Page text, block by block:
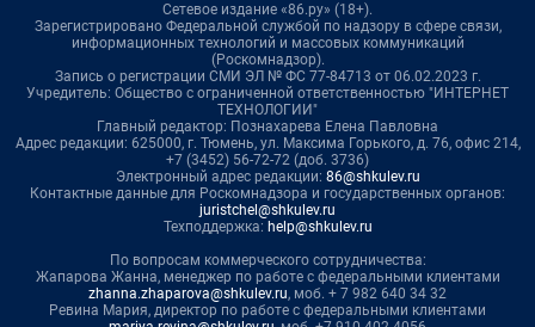
Сетевое издание «86.ру» (18+).
Зарегистрировано Федеральной службой по надзору в сфере связи,
информационных технологий и массовых коммуникаций
(Роскомнадзор).
Запись о регистрации СМИ ЭЛ № ФС 77-84713 от 06.02.2023 г.
Учредитель: Общество с ограниченной ответственностью "ИНТЕРНЕТ
ТЕХНОЛОГИИ"
Главный редактор: Познахарева Елена Павловна
Адрес редакции: 625000, г. Тюмень, ул. Максима Горького, д. 76, офис 214,
+7 (3452) 56-72-72 (доб. 3736)
Электронный адрес редакции: 86@shkulev.ru
Контактные данные для Роскомнадзора и государственных органов:
juristchel@shkulev.ru
Техподдержка: help@shkulev.ru
По вопросам коммерческого сотрудничества:
Жапарова Жанна, менеджер по работе с федеральными клиентами
zhanna.zhaparova@shkulev.ru, моб. + 7 982 640 34 32
Ревина Мария, директор по работе с федеральными клиентами